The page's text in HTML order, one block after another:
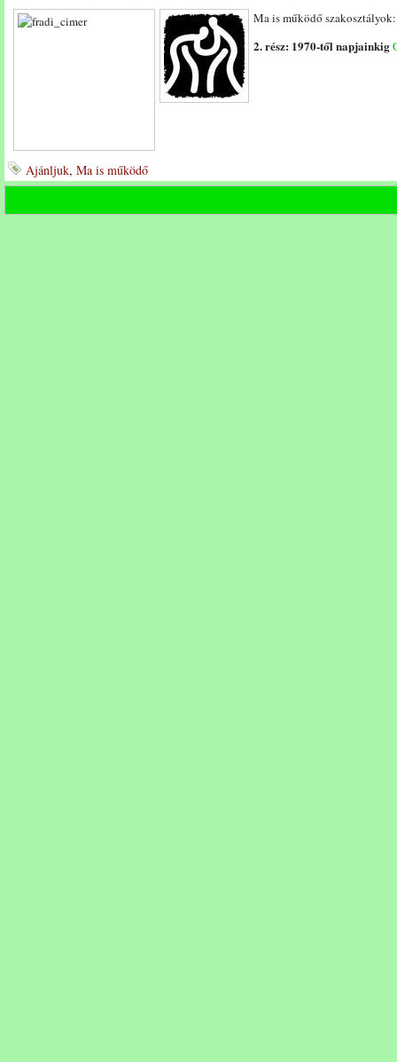
Ma is működő
2. rész: 1970-től napjainkig
Ajánljuk, Ma is működő